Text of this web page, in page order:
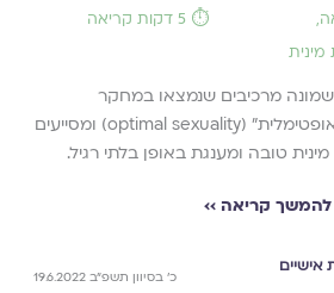
, ⏱️ 5 דקות קריאה
מרכיבים שנמצאו במחקר
שהתחקה אחר "מיניות אופטימלית" (optimal sexuality) ומסייעים
טובה ומענגת באופן בלתי רגיל.
להמשך קריאה ››
אישיים
כ׳ בסיוון תשפ״ב 19.6.2022